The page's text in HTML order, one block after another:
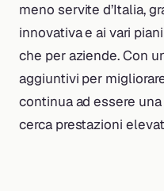
meno servite d’Italia,
innovativa e ai vari
che per aziende. Con
aggiuntivi per
continua ad essere
cerca prestazioni